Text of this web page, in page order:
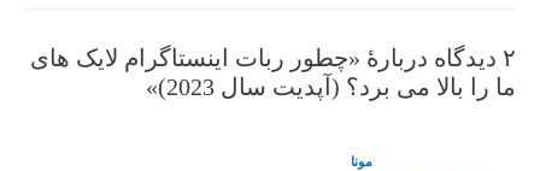
۲ دیدگاه دربارهٔ «چطور ربات اینستاگرام لایک های
ما را بالا می برد؟ (آپدیت سال 2023)»
مونا